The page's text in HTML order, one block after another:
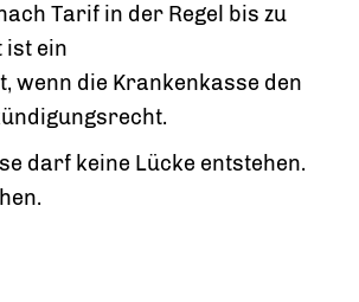
Tarif in der Regel bis zu
ist ein
wenn die Krankenkasse den
darf keine Lücke entstehen.